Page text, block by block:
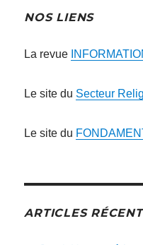
NOS LIENS
La revue
Le site du Secteur
Le site du
ARTICLES